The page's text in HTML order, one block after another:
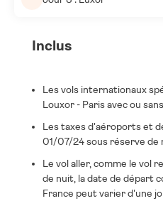
Inclus
Les vols internationaux
Louxor - Paris avec ou
Les taxes d'aéroports et
01/07/24 sous réserve de
Le vol aller, comme le vol
de nuit, la date de départ
France peut varier d'une